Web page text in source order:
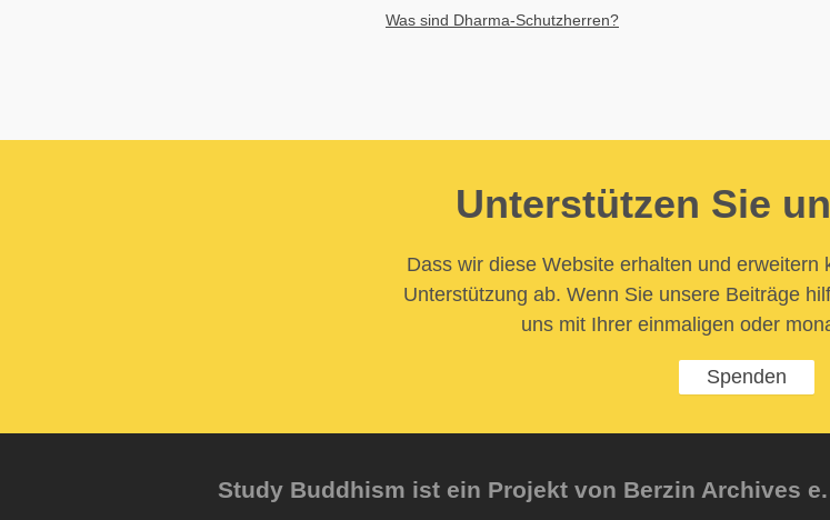
Was sind Dharma-Schutzherren?
Unterstützen Sie
Dass wir diese Website erhalten und erweitern
Unterstützung ab. Wenn Sie unsere Beiträge
uns mit Ihrer einmaligen oder
Spenden
Study Buddhism ist ein Projekt von Berzin Archives